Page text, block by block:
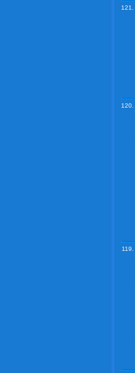
121.
120.
119.